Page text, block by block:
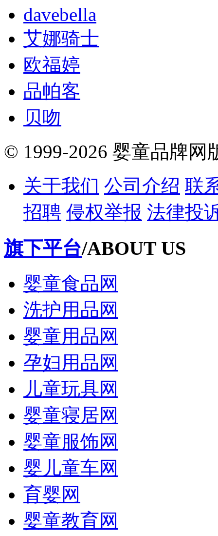
davebella
艾娜骑士
欧福婷
品帕客
贝吻
© 1999-2026 婴童品牌网
关于我们 公司介绍 联
招聘 侵权举报 法律投
旗下平台/ABOUT US
婴童食品网
洗护用品网
婴童用品网
孕妇用品网
儿童玩具网
婴童寝居网
婴童服饰网
婴儿童车网
育婴网
婴童教育网